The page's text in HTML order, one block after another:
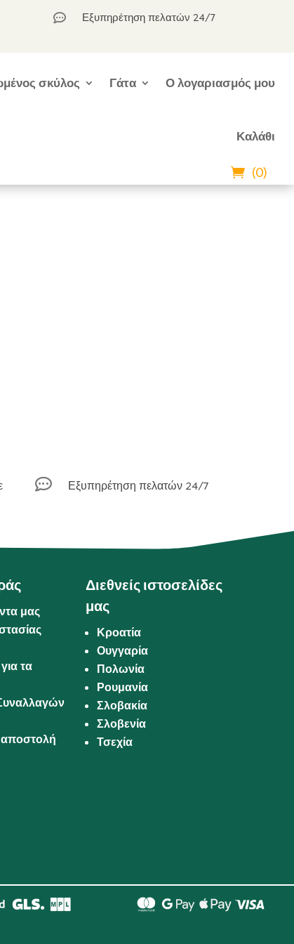
 Εξυπηρέτηση πελατών 24/7
σκύλος Γάτα Ο λογαριασμός μου
Καλάθι
(0)
 Εξυπηρέτηση πελατών 24/7
μας
τα
Διεθνείς ιστοσελίδες
μας
Κροατία
Ουγγαρία
Πολωνία
Ρουμανία
Σλοβακία
Σλοβενία
Τσεχία